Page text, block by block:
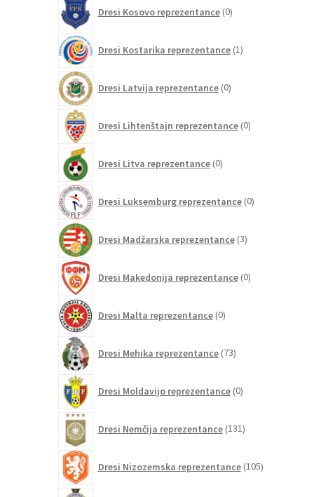
Dresi Kosovo reprezentance 0izdelkov
Dresi Kostarika reprezentance 1izdelek
Dresi Latvija reprezentance 0izdelkov
Dresi Lihtenštajn reprezentance 0izdelkov
Dresi Litva reprezentance 0izdelkov
Dresi Luksemburg reprezentance 0izdelkov
Dresi Madžarska reprezentance 3izdelki
Dresi Makedonija reprezentance 0izdelkov
Dresi Malta reprezentance 0izdelkov
Dresi Mehika reprezentance 73izdelkov
Dresi Moldavijo reprezentance 0izdelkov
Dresi Nemčija reprezentance 131izdelkov
Dresi Nizozemska reprezentance 105izdelkov